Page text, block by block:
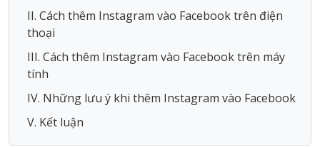
II. Cách thêm Instagram vào Facebook trên điện
thoại
III. Cách thêm Instagram vào Facebook trên máy
tính
IV. Những lưu ý khi thêm Instagram vào Facebook
V. Kết luận